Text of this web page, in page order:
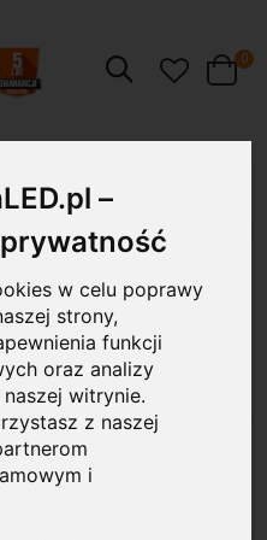
–
w celu poprawy
strony,
funkcji
oraz analizy
witrynie.
z naszej
i
Szukaj Cart
0